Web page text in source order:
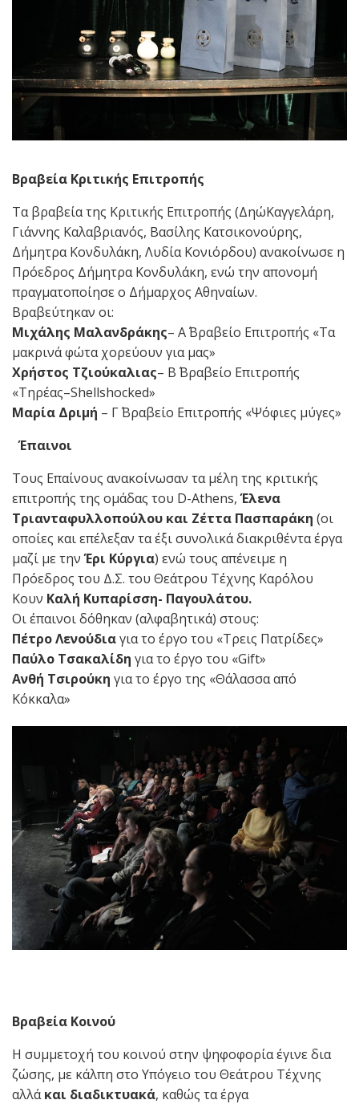
Βραβεία Κριτικής Επιτροπής
Τα βραβεία της Κριτικής Επιτροπής (ΔηώΚαγγελάρη,
Γιάννης Καλαβριανός, Βασίλης Κατσικονούρης,
Δήμητρα Κονδυλάκη, Λυδία Κονιόρδου) ανακοίνωσε η
Πρόεδρος Δήμητρα Κονδυλάκη, ενώ την απονομή
πραγματοποίησε ο Δήμαρχος Αθηναίων.
Βραβεύτηκαν οι:
Μιχάλης Μαλανδράκης– Α΄ Βραβείο Επιτροπής «Τα
μακρινά φώτα χορεύουν για μας»
Χρήστος Τζιούκαλιας– Β΄ Βραβείο Επιτροπής
«Τηρέας–Shellshocked»
Μαρία Δριμή – Γ΄ Βραβείο Επιτροπής «Ψόφιες μύγες»
Έπαινοι
Τους Επαίνους ανακοίνωσαν τα μέλη της κριτικής
επιτροπής της ομάδας του D-Athens,Έλενα
Τριανταφυλλοπούλου και Ζέττα Πασπαράκη (οι
οποίες και επέλεξαν τα έξι συνολικά διακριθέντα έργα
μαζί με τηνΈρι Κύργια) ενώ τους απένειμε η
Πρόεδρος του Δ.Σ. του Θεάτρου Τέχνης Καρόλου
Κουν Καλή Κυπαρίσση- Παγουλάτου.
Οι έπαινοι δόθηκαν (αλφαβητικά) στους:
Πέτρο Λενούδιαγια το έργο του «Τρεις Πατρίδες»
Παύλο Τσακαλίδη για το έργο του «Gift»
Ανθή Τσιρούκη για το έργο της «Θάλασσα από
Κόκκαλα»
Βραβεία Κοινού
Η συμμετοχή του κοινού στην ψηφοφορία έγινε δια
ζώσης, με κάλπη στο Υπόγειο του Θεάτρου Τέχνης
αλλάκαι διαδικτυακά, καθώς τα έργα